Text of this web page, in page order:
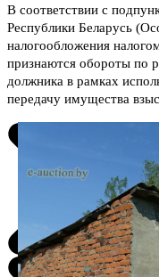
В соответствии с
Республики Беларусь
налогообложения
признаются обороты по
должника в рамках
передачу имущества